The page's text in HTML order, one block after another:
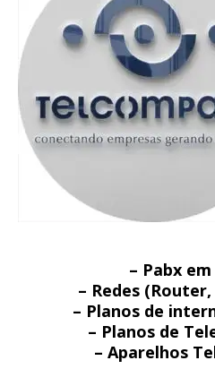
– Pabx
– Redes
– Planos de
– Planos de
– Aparelhos